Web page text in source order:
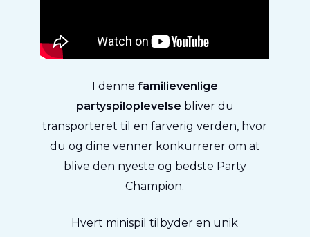
I denne familievenlige
partyspiloplevelse bliver du
transporteret til en farverig verden, hvor
du og dine venner konkurrerer om at
blive den nyeste og bedste Party
Champion.
Hvert minispil tilbyder en unik